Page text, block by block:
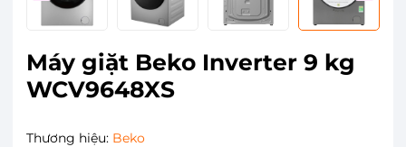
Máy giặt Beko Inverter 9 kg
WCV9648XS
Thương hiệu: Beko